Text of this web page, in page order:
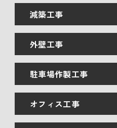
減築工事
外壁工事
駐車場作製工事
オフィス工事